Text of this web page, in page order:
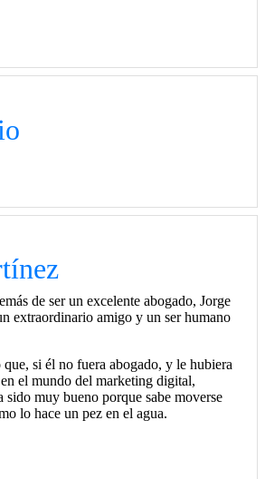
de ser un excelente abogado, Jorge
extraordinario amigo y un ser humano
que, si él no fuera abogado, y le hubiera
el mundo del marketing digital,
sido muy bueno porque sabe moverse
lo hace un pez en el agua.